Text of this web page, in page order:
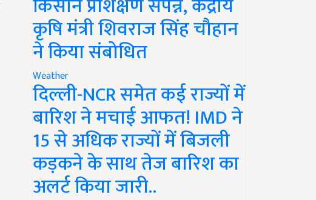
कृषि मंत्री शिवराज सिंह चौहान
ने किया संबोधित
Weather
दिल्ली-NCR समेत कई राज्यों में
बारिश ने मचाई आफत! IMD ने
15 से अधिक राज्यों में बिजली
कड़कने के साथ तेज बारिश का
अलर्ट किया जारी..